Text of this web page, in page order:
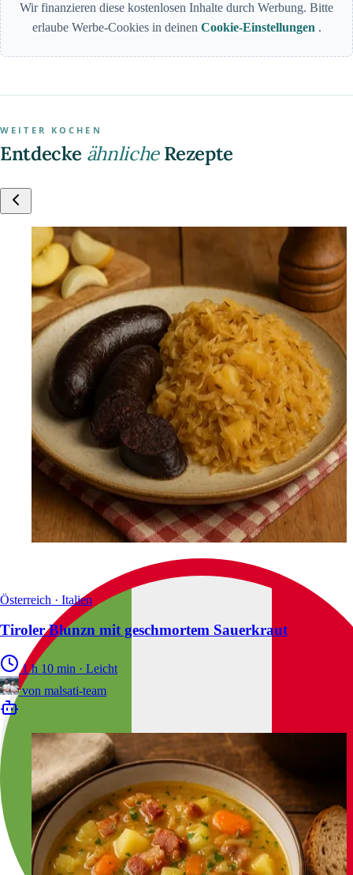
Wir finanzieren diese kostenlosen Inhalte durch Werbung. Bitte
erlaube Werbe-Cookies in deinen Cookie-Einstellungen .
WEITER KOCHEN
Entdecke ähnlicheRezepte
Österreich · Italien
Tiroler Blunzn mit geschmortem Sauerkraut
1 h 10 min · Leicht
von malsati-team